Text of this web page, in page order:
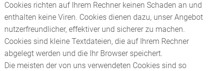
Cookies richten auf Ihrem Rechner keinen Schaden an und
enthalten keine Viren. Cookies dienen dazu, unser Angebot
nutzerfreundlicher, effektiver und sicherer zu machen.
Cookies sind kleine Textdateien, die auf Ihrem Rechner
abgelegt werden und die Ihr Browser speichert.
Die meisten der von uns verwendeten Cookies sind so